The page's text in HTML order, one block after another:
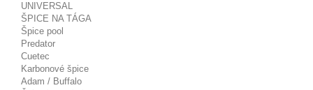
UNIVERSAL
ŠPICE NA TÁGA
Špice pool
Predator
Cuetec
Karbonové špice
Adam / Buffalo